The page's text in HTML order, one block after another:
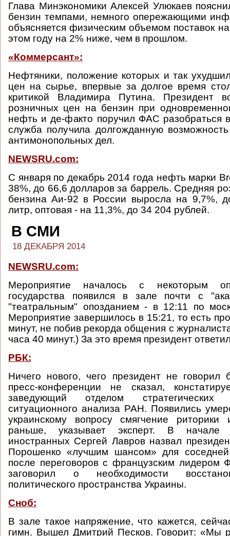
Глава Минэкономики Алексей Улюкаев
бензин темпами, немного опережающими
объясняется физическим объемом поставок
этом году на 2% ниже, чем в прошлом.
«Коммерсант»:
Нефтяники, положение которых и так
цен на сырье, впервые за долгое время
критикой Владимира Путина. Президент
розничных цен на бензин при
нефть и де-факто поручил ФАС разобраться
служба получила долгожданную
антимонопольных дел.
NEWSRU.com:
С января по декабрь 2014 года нефть марки
38%, до 66,6 долларов за баррель. Средняя
бензина Аи-92 в России выросла на 9,7%,
литр, оптовая - на 11,3%, до 34 204 рублей.
В СМИ
18 ДЕКАБРЯ 2014
NEWSRU.com:
Мероприятие началось с некоторым
государства появился в зале почти с
"театральным" опозданием - в 12:11 по
Мероприятие завершилось в 15:21, то есть
минут, не побив рекорда общения с
часа 40 минут.) За это время президент
РБК:
Ничего нового, чего президент не
пресс-конференции не сказал,
заведующий отделом
ситуационного анализа РАН. Появились
украинскому вопросу смягчение
раньше, указывает эксперт. В начале
иностранных Сергей Лавров назвал
Порошенко «лучшим шансом» для
после переговоров с французским лидером
заговорил о необходимости
политического пространства Украины.
Сноб:
В зале такое напряжение, что кажется,
гимн. Вышел Дмитрий Песков. Говорит: